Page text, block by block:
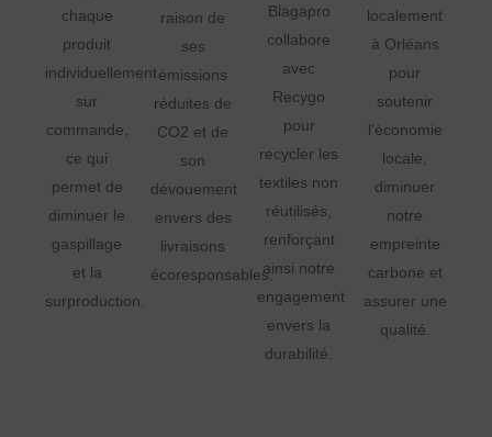
chaque
produit
individuellement
sur
commande,
ce qui
permet de
diminuer le
gaspillage
et la
surproduction.
raison de
ses
émissions
réduites de
CO2 et de
son
dévouement
envers des
livraisons
écoresponsables.
Blagapro
collabore
avec
Recygo
pour
recycler les
textiles non
réutilisés,
renforçant
ainsi notre
engagement
envers la
durabilité.
localement
à Orléans
pour
soutenir
l'économie
locale,
diminuer
notre
empreinte
carbone et
assurer une
qualité.